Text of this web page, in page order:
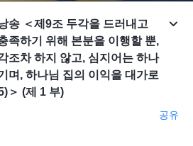
송 ＜제9조 두각을 드러내고
족하기 위해 본분을 이행할 뿐,
조차 하지 않고, 심지어는 하나
며, 하나님 집의 이익을 대가로
＞ (제 1 부)
공유